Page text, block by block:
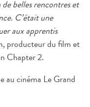
belles rencontres et
C’était une
aux apprentis
producteur du film et
Chapter 2.
au cinéma Le Grand